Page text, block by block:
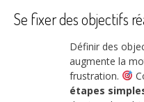
Se fixer des objectifs
Définir des
augmente la
frustration.
étapes